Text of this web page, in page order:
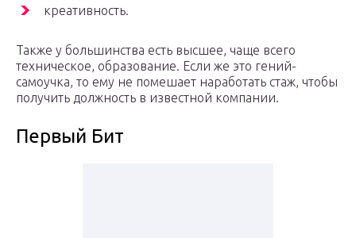
креативность.
Также у большинства есть высшее, чаще всего
техническое, образование. Если же это гений-
самоучка, то ему не помешает наработать стаж, чтобы
получить должность в известной компании.
Первый Бит